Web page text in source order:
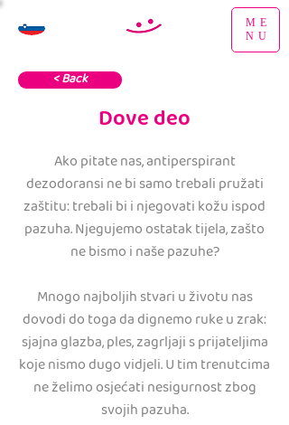
ME
NU
< Back
Dove deo
Ako pitate nas, antiperspirant
dezodoransi ne bi samo trebali pružati
zaštitu: trebali bi i njegovati kožu ispod
pazuha. Njegujemo ostatak tijela, zašto
ne bismo i naše pazuhe?
Mnogo najboljih stvari u životu nas
dovodi do toga da dignemo ruke u zrak:
sjajna glazba, ples, zagrljaji s prijateljima
koje nismo dugo vidjeli. U tim trenutcima
ne želimo osjećati nesigurnost zbog
svojih pazuha.